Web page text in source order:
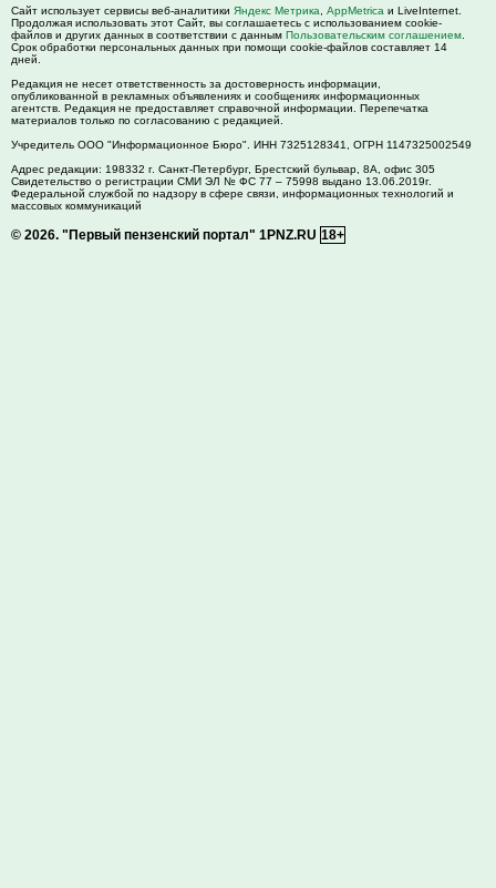
Сайт использует сервисы веб-аналитики Яндекс Метрика AppMetrica и LiveInternet.
Продолжая использовать этот Сайт, вы соглашаетесь с использованием cookie-
файлов и других данных в соответствии с данным Пользовательским соглашением
Срок обработки персональных данных при помощи cookie-файлов составляет 14
дней.
Редакция не несет ответственность за достоверность информации,
опубликованной в рекламных объявлениях и сообщениях информационных
агентств. Редакция не предоставляет справочной информации. Перепечатка
материалов только по согласованию с редакцией.
Учредитель ООО "Информационное Бюро". ИНН 7325128341, ОГРН 1147325002549
Адрес редакции: 198332 г. Санкт-Петербург, Брестский бульвар, 8А, офис 305
Свидетельство о регистрации СМИ ЭЛ № ФС 77 – 75998 выдано 13.06.2019г.
Федеральной службой по надзору в сфере связи, информационных технологий и
массовых коммуникаций
© 2026. "Первый пензенский портал" 1PNZ.RU 18+